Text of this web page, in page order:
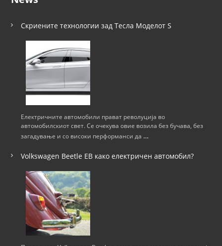
Скриените технологии зад Тесла Моделот S
Електричните автомобили прават револуција во
автомобилскиот свет. Се очекува овие возила без бучава, без
загадување и со високи перформанси да …
Volkswagen Beetle ЕВ како електричен автомобил?